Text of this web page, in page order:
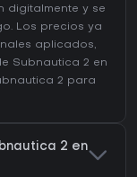
digitalmente y se
Los precios ya
aplicados,
Subnautica 2 en
2 para
2 en